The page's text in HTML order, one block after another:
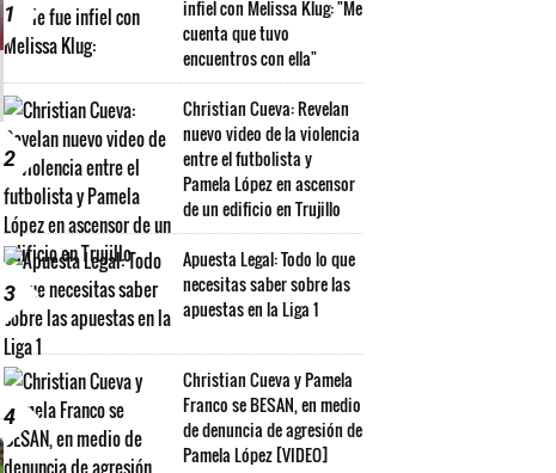
1
infiel con Melissa Klug: "Me
cuenta que tuvo
encuentros con ella"
2
Christian Cueva: Revelan
nuevo video de la violencia
entre el futbolista y
Pamela López en ascensor
de un edificio en Trujillo
3
Apuesta Legal: Todo lo que
necesitas saber sobre las
apuestas en la Liga 1
4
Christian Cueva y Pamela
Franco se BESAN, en medio
de denuncia de agresión de
Pamela López [VIDEO]